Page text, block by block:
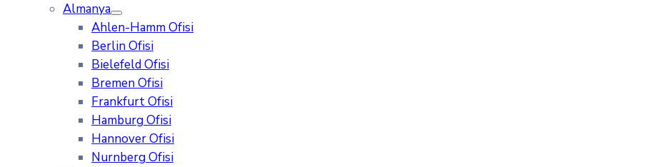
Almanya
Ahlen-Hamm Ofisi
Berlin Ofisi
Bielefeld Ofisi
Bremen Ofisi
Frankfurt Ofisi
Hamburg Ofisi
Hannover Ofisi
Nurnberg Ofisi